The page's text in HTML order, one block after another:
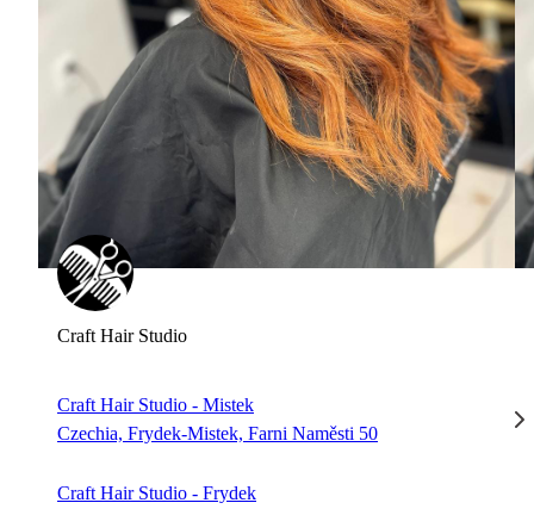
Craft Hair Studio
Craft Hair Studio - Mistek
Czechia, Frydek-Mistek, Farni Naměsti 50
Craft Hair Studio - Frydek